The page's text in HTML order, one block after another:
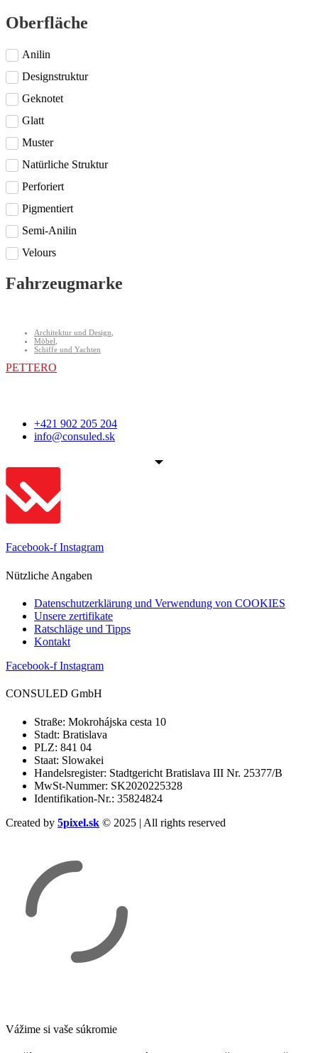
Oberfläche
Anilin
Designstruktur
Geknotet
Glatt
Muster
Natürliche Struktur
Perforiert
Pigmentiert
Semi-Anilin
Velours
Fahrzeugmarke
Architektur und Design
Möbel
Schiffe und Yachten
PETTERO
+421 902 205 204
info@consuled.sk
Facebook-f Instagram
Nützliche Angaben
Datenschutzerklärung und Verwendung von COOKIES
Unsere zertifikate
Ratschläge und Tipps
Kontakt
Facebook-f Instagram
CONSULED GmbH
Straße: Mokrohájska cesta 10
Stadt: Bratislava
PLZ: 841 04
Staat: Slowakei
Handelsregister: Stadtgericht Bratislava III Nr. 25377/B
MwSt-Nummer: SK2020225328
Identifikation-Nr.: 35824824
Created by 5pixel.sk © 2025 | All rights reserved
Vážime si vaše súkromie